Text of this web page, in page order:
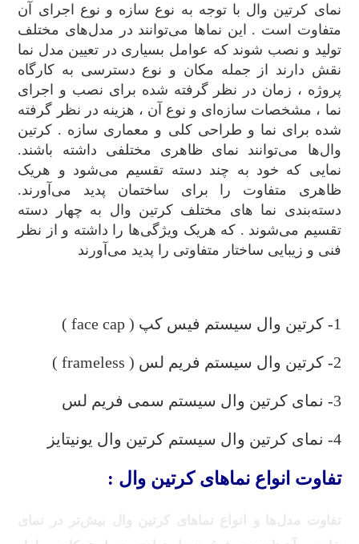
نمای کرتین وال با توجه به نوع سازه و نوع اجرای آن
متفاوت است . این نماها می‌توانند در مدل‌های مختلف
تولید و نصب شوند که عوامل بسیاری در تعیین مدل نما
نقش دارند از جمله مکان و نوع دسترسی به کارگاه
پروژه ، زمان در نظر گرفته شده برای نصب و اجرای
نما ، مشخصات سازه‌ای و نوع آن ، هزینه در نظر گرفته
شده برای نما و طراحی کلی و معماری سازه . کرتین
وال‌ها می‌توانند نمای ظاهری مختلفی داشته باشند.
نمایی که خود به چند دسته تقسیم می‌شود و هریک
ظاهری متفاوت را برای ساختمان پدید می‌آورند.
دسته‌بندی نما های مختلف کرتین وال به چهار دسته
تقسیم می‌شوند . که هریک ویژگی‌ها را داشته و از نظر
فنی و زیبایی ساختار متفاوتی را پدید می‌آورند
1- کرتین وال سیستم فیس کپ ( face cap )
2- کرتین وال سیستم فریم لس ( frameless )
3- نمای کرتین وال سیستم سمی فریم لس
4- نمای کرتین وال سیستم کرتین وال یونیتایز
تفاوت انواع نماهای کرتین وال :